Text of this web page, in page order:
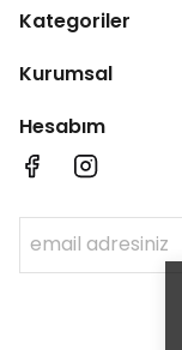
Kategoriler
Kurumsal
Hesabım